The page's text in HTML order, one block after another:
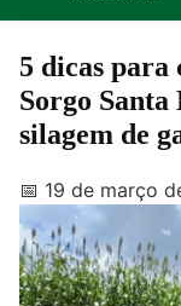
5 dicas para
Sorgo
silagem de
📅 19 de março